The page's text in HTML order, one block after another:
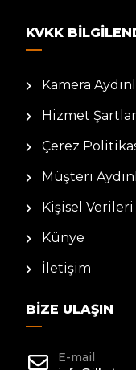
KVKK
Kamera
Hizmet
Çerez
Müşteri
Kişisel
Künye
İletişim
BIZE ULAŞIN
E-mail